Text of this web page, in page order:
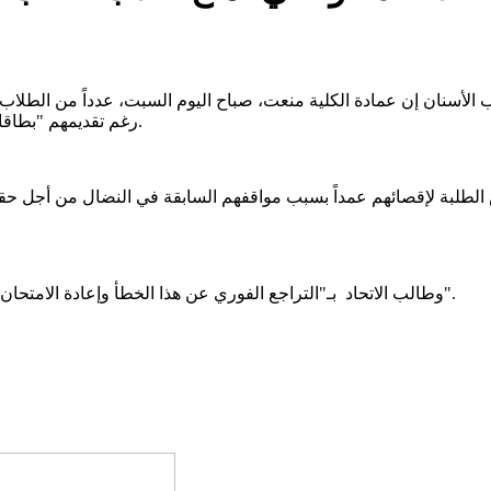
الأسنان إن عمادة الكلية منعت، صباح اليوم السبت، عدداً من
رغم تقديمهم "بطاقات تعريفهم الوطنية" و"إفادات التسجيل الرسمية" الصادرة عن الكلية.
لإقصائهم عمداً بسبب مواقفهم السابقة في النضال من أجل
وطالب الاتحاد بـ"التراجع الفوري عن هذا الخطأ وإعادة الامتحان للمتضررين، وعدم التسرع في أخذ القرارات الارتجالية غير المدروسة".